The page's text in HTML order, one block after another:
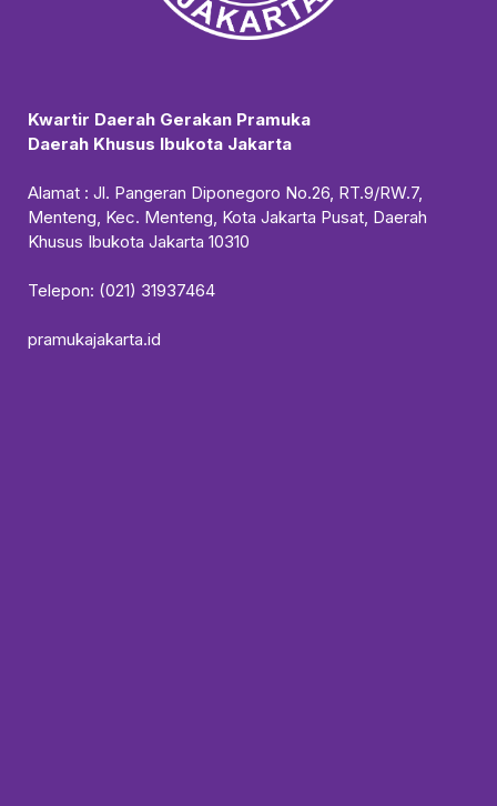
Kwartir Daerah Gerakan Pramuka
Daerah Khusus Ibukota Jakarta
Alamat : Jl. Pangeran Diponegoro No.26, RT.9/RW.7,
Menteng, Kec. Menteng, Kota Jakarta Pusat, Daerah
Khusus Ibukota Jakarta 10310
Telepon: (021) 31937464
pramukajakarta.id